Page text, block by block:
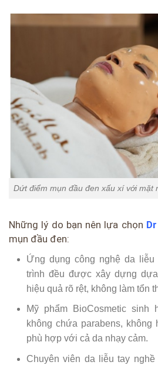
Dứt điểm mụn đầu đen xấu xí với mặt
Những lý do bạn nên lựa chọn
mụn đầu đen:
Ứng dụng công nghệ da
trình đều được xây dựng
hiệu quả rõ rệt, không làm tổn
Mỹ phẩm BioCosmetic sinh
không chứa parabens,
phù hợp với cả da nhạy cảm.
Chuyên viên da liễu tay